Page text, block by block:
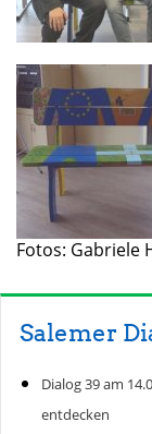
Fotos: Gabriele
Salemer
Dialog 39 am
entdecken